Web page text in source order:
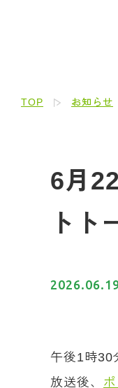
TOP お知らせ
6月
トト
午後1時30
放送後、